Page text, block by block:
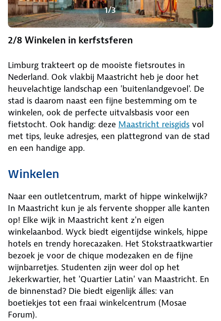
2/8 Winkelen in kerfstsferen
1/3
Limburg trakteert op de mooiste fietsroutes in
Nederland. Ook vlakbij Maastricht heb je door het
heuvelachtige landschap een 'buitenlandgevoel'. De
stad is daarom naast een fijne bestemming om te
winkelen, ook de perfecte uitvalsbasis voor een
fietstocht. Ook handig: deze Maastricht reisgids vol
met tips, leuke adresjes, een plattegrond van de stad
en een handige app.
Winkelen
Naar een outletcentrum, markt of hippe winkelwijk?
In Maastricht kun je als fervente shopper alle kanten
op! Elke wijk in Maastricht kent z'n eigen
winkelaanbod. Wyck biedt eigentijdse winkels, hippe
hotels en trendy horecazaken. Het Stokstraatkwartier
bezoek je voor de chique modezaken en de fijne
wijnbarretjes. Studenten zijn weer dol op het
Jekerkwartier, het 'Quartier Latin' van Maastricht. En
de binnenstad? Die biedt eigenlijk álles: van
boetiekjes tot een fraai winkelcentrum (Mosae
Forum).